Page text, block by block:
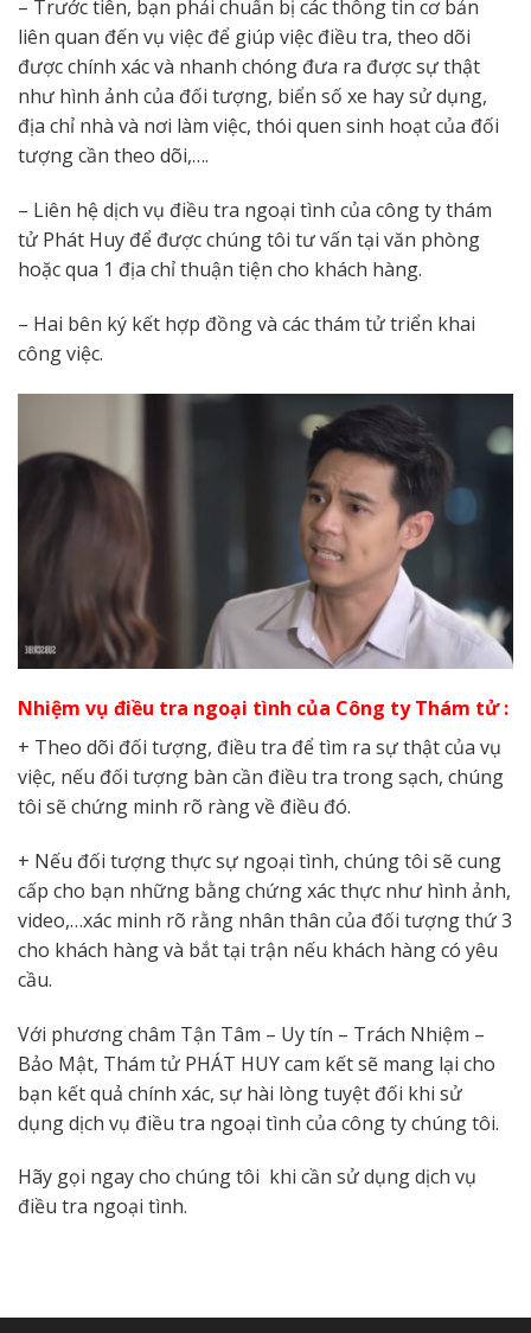
– Trước tiên, bạn phải chuẩn bị các thông tin cơ bản
liên quan đến vụ việc để giúp việc điều tra, theo dõi
được chính xác và nhanh chóng đưa ra được sự thật
như hình ảnh của đối tượng, biển số xe hay sử dụng,
địa chỉ nhà và nơi làm việc, thói quen sinh hoạt của đối
tượng cần theo dõi,….
– Liên hệ dịch vụ điều tra ngoại tình của công ty thám
tử Phát Huy để được chúng tôi tư vấn tại văn phòng
hoặc qua 1 địa chỉ thuận tiện cho khách hàng.
– Hai bên ký kết hợp đồng và các thám tử triển khai
công việc.
Nhiệm vụ điều tra ngoại tình của Công ty Thám tử :
+ Theo dõi đối tượng, điều tra để tìm ra sự thật của vụ
việc, nếu đối tượng bàn cần điều tra trong sạch, chúng
tôi sẽ chứng minh rõ ràng về điều đó.
+ Nếu đối tượng thực sự ngoại tình, chúng tôi sẽ cung
cấp cho bạn những bằng chứng xác thực như hình ảnh,
video,…xác minh rõ rằng nhân thân của đối tượng thứ 3
cho khách hàng và bắt tại trận nếu khách hàng có yêu
cầu.
Với phương châm Tận Tâm – Uy tín – Trách Nhiệm –
Bảo Mật, Thám tử PHÁT HUY cam kết sẽ mang lại cho
bạn kết quả chính xác, sự hài lòng tuyệt đối khi sử
dụng dịch vụ điều tra ngoại tình của công ty chúng tôi.
Hãy gọi ngay cho chúng tôi khi cần sử dụng dịch vụ
điều tra ngoại tình.